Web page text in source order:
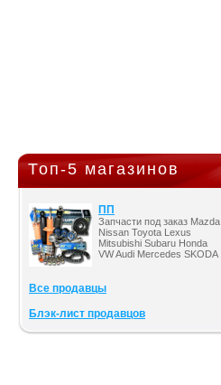
Топ-5 магазинов
ПП
Запчасти под заказ Mazda
Nissan Toyota Lexus
Mitsubishi Subaru Honda
VW Audi Mercedes SKODA
Все продавцы
Блэк-лист продавцов